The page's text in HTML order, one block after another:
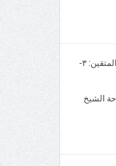
خطبة الجمعةسمات المتقين: ٣-
الشيخ